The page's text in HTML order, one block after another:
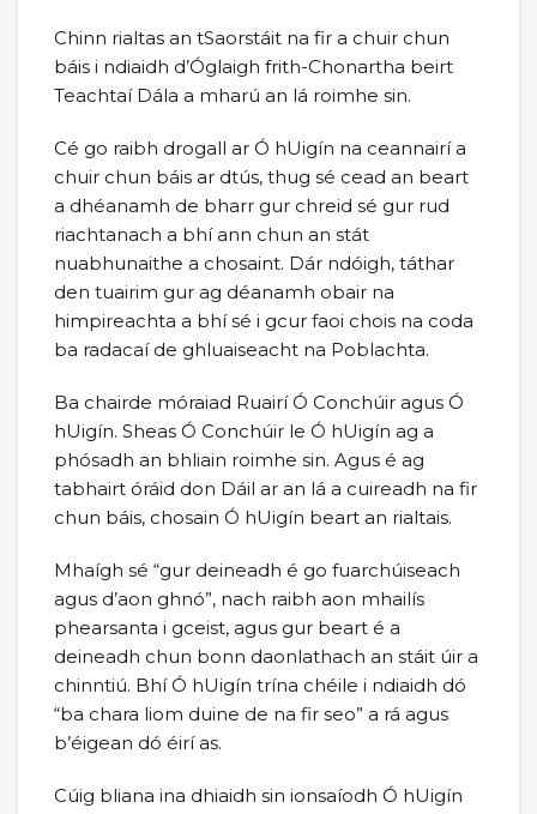
Chinn rialtas an tSaorstáit na fir a chuir chun
báis i ndiaidh d’Óglaigh frith-Chonartha beirt
Teachtaí Dála a mharú an lá roimhe sin.
Cé go raibh drogall ar Ó hUigín na ceannairí a
chuir chun báis ar dtús, thug sé cead an beart
a dhéanamh de bharr gur chreid sé gur rud
riachtanach a bhí ann chun an stát
nuabhunaithe a chosaint. Dár ndóigh, táthar
den tuairim gur ag déanamh obair na
himpireachta a bhí sé i gcur faoi chois na coda
ba radacaí de ghluaiseacht na Poblachta.
Ba chairde móraiad Ruairí Ó Conchúir agus Ó
hUigín. Sheas Ó Conchúir le Ó hUigín ag a
phósadh an bhliain roimhe sin. Agus é ag
tabhairt óráid don Dáil ar an lá a cuireadh na fir
chun báis, chosain Ó hUigín beart an rialtais.
Mhaígh sé “gur deineadh é go fuarchúiseach
agus d’aon ghnó”, nach raibh aon mhailís
phearsanta i gceist, agus gur beart é a
deineadh chun bonn daonlathach an stáit úir a
chinntiú. Bhí Ó hUigín trína chéile i ndiaidh dó
“ba chara liom duine de na fir seo” a rá agus
b’éigean dó éirí as.
Cúig bliana ina dhiaidh sin ionsaíodh Ó hUigín